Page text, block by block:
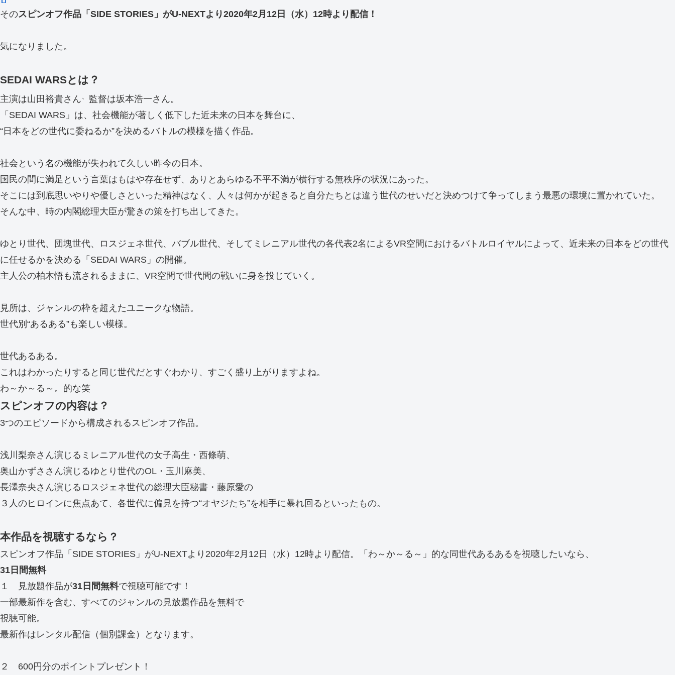
そのスピンオフ作品「SIDE STORIES」がU-NEXTより2020年2月12日（水）12時より配信！
気になりました。
SEDAI WARSとは？
主演は山田裕貴さん
監督は坂本浩一さん。
「SEDAI WARS」は、社会機能が著しく低下した近未来の日本を舞台に、
“日本をどの世代に委ねるか”を決めるバトルの模様を描く作品。
社会という名の機能が失われて久しい昨今の日本。
国民の間に満足という言葉はもはや存在せず、ありとあらゆる不平不満が横行する無秩序の状況にあった。
そこには到底思いやりや優しさといった精神はなく、人々は何かが起きると自分たちとは違う世代のせいだと決めつけて争ってしまう最悪の環境に置かれていた。
そんな中、時の内閣総理大臣が驚きの策を打ち出してきた。
ゆとり世代、団塊世代、ロスジェネ世代、バブル世代、そしてミレニアル世代の各代表2名によるVR空間におけるバトルロイヤルによって、近未来の日本をどの世代
に任せるかを決める「SEDAI WARS」の開催。
主人公の柏木悟も流されるままに、VR空間で世代間の戦いに身を投じていく。
見所は、ジャンルの枠を超えたユニークな物語。
世代別“あるある”も楽しい模様。
世代あるある。
これはわかったりすると同じ世代だとすぐわかり、すごく盛り上がりますよね。
わ～か～る～。的な笑
スピンオフの内容は？
3つのエピソードから構成されるスピンオフ作品。
浅川梨奈さん演じるミレニアル世代の女子高生・西條萌、
奥山かずささん演じるゆとり世代のOL・玉川麻美、
長澤奈央さん演じるロスジェネ世代の総理大臣秘書・藤原愛の
３人のヒロインに焦点あて、各世代に偏見を持つ“オヤジたち”を相手に暴れ回るといったもの。
本作品を視聴するなら？
スピンオフ作品「SIDE STORIES」がU-NEXTより2020年2月12日（水）12時より配信。「わ～か～る～」的な同世代あるあるを視聴したいなら、
31 日間無料
１ 見放題作品が31 日間無料で視聴可能です！
一部最新作を含む、すべてのジャンルの見放題作品を無料で
視聴可能。
最新作はレンタル配信（個別課金）となります。
２ 600円分のポイントプレゼント！